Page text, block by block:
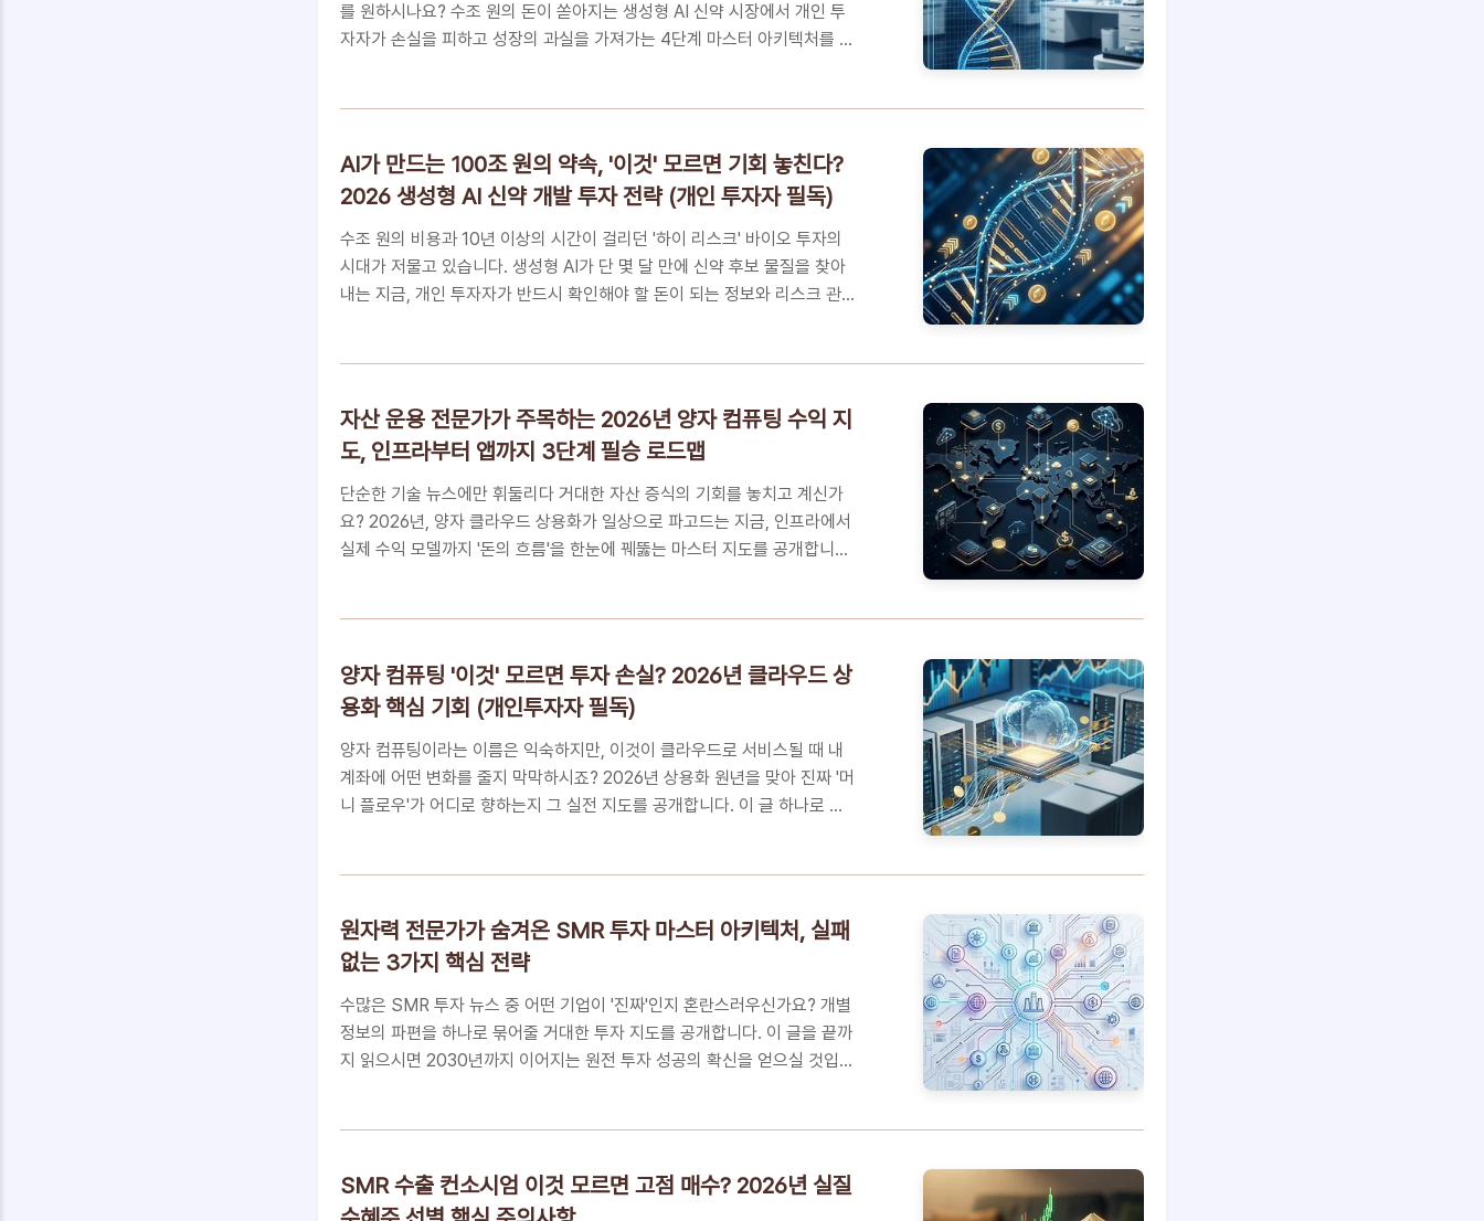
를 원하시나요? 수조 원의 돈이 쏟아지는 생성형 AI 신약 시장에서 개인 투
자자가 손실을 피하고 성장의 과실을 가져가는 4단계 마스터 아키텍처를 지
텍처'꼭 알아야 하는 5가지 핵심 FAQ데이터가 이기는 투자, 변화를 기회로
만드는 여러분의 열정을 응원합니다뜬구름 잡는 정보는 그만, 투자 지능을
채우는 밸류체인 분석의 힘바이오 투자는 흔히 '한 방'을 노리는 투기라고 생
각하기 쉽습니다. 하지만 3050 개인..
AI가 만드는 100조 원의 약속, '이것' 모르면 기회 놓친다?
2026 생성형 AI 신약 개발 투자 전략 (개인 투자자 필독)
수조 원의 비용과 10년 이상의 시간이 걸리던 '하이 리스크' 바이오 투자의
시대가 저물고 있습니다. 생성형 AI가 단 몇 달 만에 신약 후보 물질을 찾아
내는 지금, 개인 투자자가 반드시 확인해야 할 돈이 되는 정보와 리스크 관리
3단계 전략꼭 알아야 하는 5가지 핵심 FAQ거대한 흐름의 시작, 성공적인
투자를 위한 마지막 조언전통적 바이오 투자의 한계, 생성형 AI가 해결사가
될 수 있을까?그동안 많은 개인 투자자분께서 소위 '대박'을 노리고 바이오
주에 투자했다가 기약 없는 ..
자산 운용 전문가가 주목하는 2026년 양자 컴퓨팅 수익 지
도, 인프라부터 앱까지 3단계 필승 로드맵
단순한 기술 뉴스에만 휘둘리다 거대한 자산 증식의 기회를 놓치고 계신가
요? 2026년, 양자 클라우드 상용화가 일상으로 파고드는 지금, 인프라에서
실제 수익 모델까지 '돈의 흐름'을 한눈에 꿰뚫는 마스터 지도를 공개합니다.
지, 개인 투자자를 위한 양자 경제 3단계 통합 전략꼭 알아야 하는 5가지 핵
심 FAQ부의 흐름이 보이기 시작한 당신을 위한 마지막 당부내 지갑과 직결
되는 양자 컴퓨팅, 파편화된 정보로는 성공할 수 없습니다양자 컴퓨팅이라
는 용어는 익숙해졌지만, 정작 "그래서 내 주식 계..
양자 컴퓨팅 '이것' 모르면 투자 손실? 2026년 클라우드 상
용화 핵심 기회 (개인투자자 필독)
양자 컴퓨팅이라는 이름은 익숙하지만, 이것이 클라우드로 서비스될 때 내
계좌에 어떤 변화를 줄지 막막하시죠? 2026년 상용화 원년을 맞아 진짜 '머
니 플로우'가 어디로 향하는지 그 실전 지도를 공개합니다. 이 글 하나로 복
세스꼭 알아야 하는 5가지 핵심 FAQ기술적 환상을 넘어 실전 수익으로, 잃
지 않는 투자를 위한 루틴복잡한 기술 용어 뒤에 숨겨진 '실질적 매출'의 지
점을 찾아서자산 관리에 관심이 많은 3070 투자자 여러분은 단순히 '양자
컴퓨터가 빠르다'는 원론적인 이야기보다,..
원자력 전문가가 숨겨온 SMR 투자 마스터 아키텍처, 실패
없는 3가지 핵심 전략
수많은 SMR 투자 뉴스 중 어떤 기업이 '진짜'인지 혼란스러우신가요? 개별
정보의 파편을 하나로 묶어줄 거대한 투자 지도를 공개합니다. 이 글을 끝까
지 읽으시면 2030년까지 이어지는 원전 투자 성공의 확신을 얻으실 것입니
오를 지키는 최후의 성채파편화된 뉴스를 수익으로 바꾸는 '정보 통합'의 힘
SMR(소형모듈원전) 투자자들은 단순히 어떤 기업이 컨소시엄에 참여했는
SMR 수출 컨소시엄 이것 모르면 고점 매수? 2026년 실질